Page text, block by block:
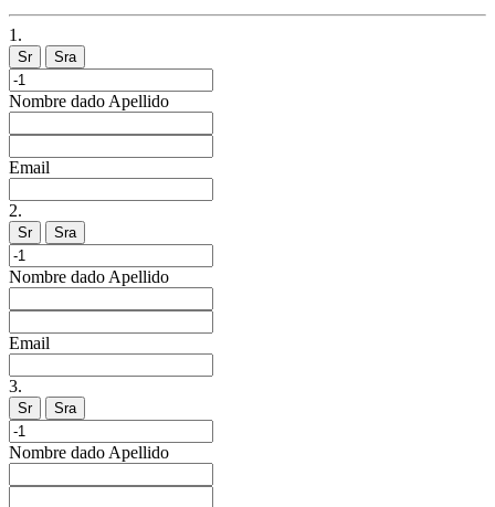
1.
Sr Sra
Nombre dado Apellido
Email
2.
Sr Sra
Nombre dado Apellido
Email
3.
Sr Sra
Nombre dado Apellido